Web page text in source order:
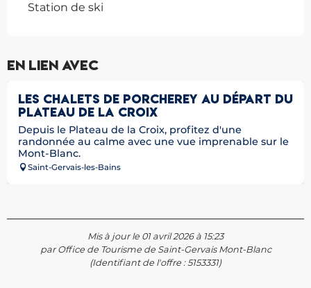
Station de ski
En lien avec
LES CHALETS DE PORCHEREY AU DÉPART DU
PLATEAU DE LA CROIX
Depuis le Plateau de la Croix, profitez d'une
randonnée au calme avec une vue imprenable sur le
Mont-Blanc.
Saint-Gervais-les-Bains
Mis à jour le 01 avril 2026 à 15:23
par Office de Tourisme de Saint-Gervais Mont-Blanc
(Identifiant de l'offre :5153331)